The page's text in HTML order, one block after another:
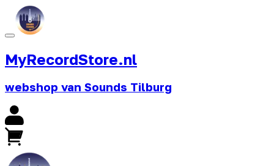
MyRecordStore.nl
webshop van Sounds Tilburg